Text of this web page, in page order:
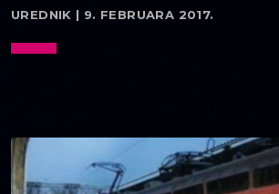
UREDNIK | 9. FEBRUARA 2017.